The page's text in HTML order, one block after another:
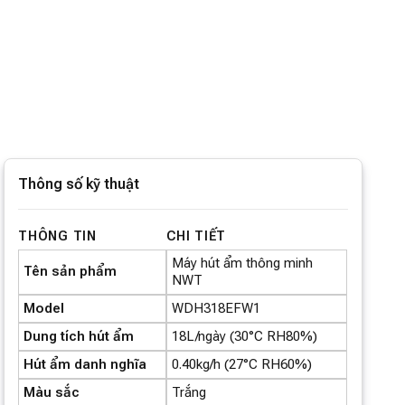
Thông số kỹ thuật
THÔNG TIN CHI TIẾT
Tên sản phẩm
Máy hút ẩm thông minh
NWT
Model
WDH318EFW1
Dung tích hút ẩm
18L/ngày (30°C RH80%)
Hút ẩm danh nghĩa
0.40kg/h (27°C RH60%)
Màu sắc
Trắng